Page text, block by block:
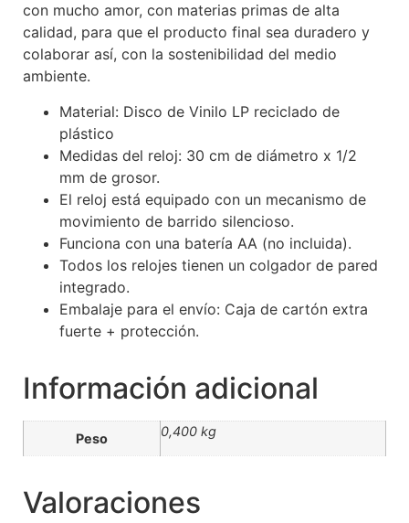
con mucho amor, con materias primas de alta
calidad, para que el producto final sea duradero y
colaborar así, con la sostenibilidad del medio
ambiente.
Material: Disco de Vinilo LP reciclado de
plástico
Medidas del reloj: 30 cm de diámetro x 1/2
mm de grosor.
El reloj está equipado con un mecanismo de
movimiento de barrido silencioso.
Funciona con una batería AA (no incluida).
Todos los relojes tienen un colgador de pared
integrado.
Embalaje para el envío: Caja de cartón extra
fuerte + protección.
Información adicional
Peso 0,400 kg
Valoraciones